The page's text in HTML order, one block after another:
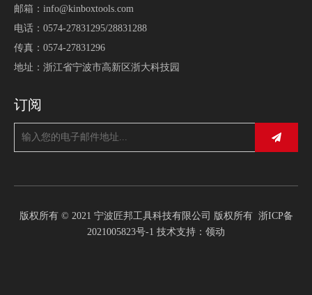
邮箱： info@kinboxtools.com
电话：0574-27831295/28831288
传真：0574-27831296
地址：浙江省宁波市高新区浙大科技园
订阅
版权所有 © 2021 宁波匠邦工具科技有限公司 版权所有 浙ICP备
2021005823号-1 技术支持： 领动